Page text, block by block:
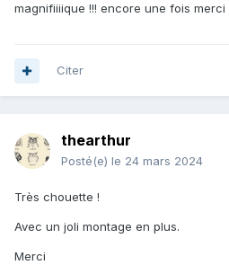
magnifiiiique !!! encore une fois merci
Citer
thearthur
Posté(e) le 24 mars 2024
Très chouette !
Avec un joli montage en plus.
Merci